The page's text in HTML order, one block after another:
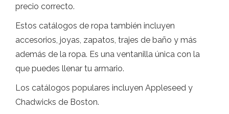
precio correcto.
Estos catálogos de ropa también incluyen
accesorios, joyas, zapatos, trajes de baño y más
además de la ropa. Es una ventanilla única con la
que puedes llenar tu armario.
Los catálogos populares incluyen Appleseed y
Chadwicks de Boston.